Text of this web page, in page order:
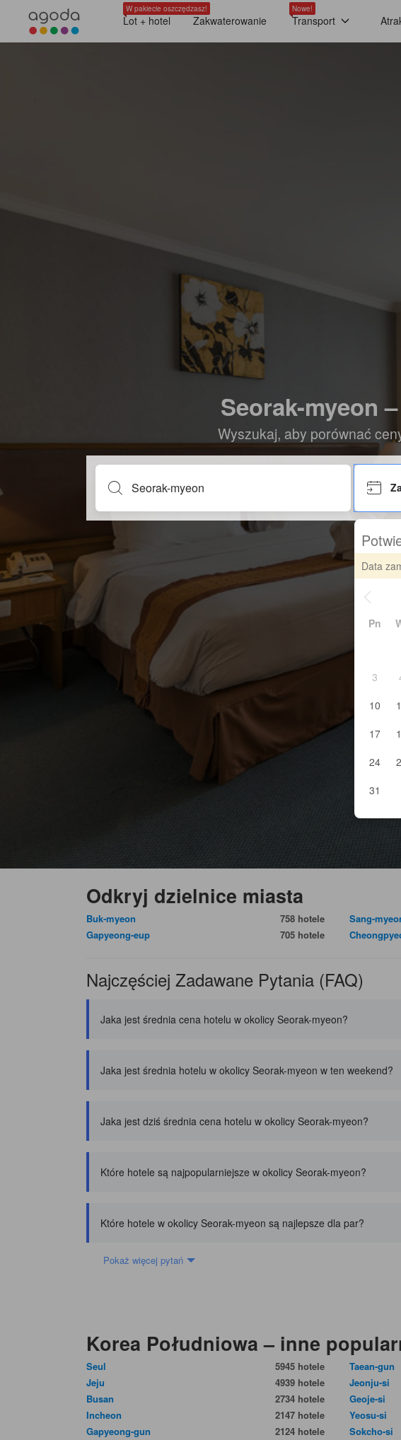
W pakiecie oszczędzasz!
Lot + hotel Zakwaterowanie
Nowe!
Transport
Seorak-myeon
Wyszukaj, aby porównać
Data
Pn
3
10
17
24
31
Odkryj dzielnice miasta
Buk-myeon
758 hotele
Gapyeong-eup
705 hotele
Sang-
Najczęściej Zadawane Pytania (FAQ)
Jaka jest średnia cena hotelu w okolicy Seorak-myeon?
Jaka jest średnia hotelu w okolicy Seorak-myeon w ten weekend?
Jaka jest dziś średnia cena hotelu w okolicy Seorak-myeon?
Które hotele są najpopularniejsze w okolicy Seorak-myeon?
Które hotele w okolicy Seorak-myeon są najlepsze dla par?
Pokaż więcej pytań
Korea Południowa – inne
Seul
5945 hotele
Jeju
4939 hotele
Busan
2734 hotele
Incheon
2147 hotele
Gapyeong-gun
2124 hotele
Taean-gun
Jeonju-si
Geoje-si
Yeosu-si
Sokcho-si